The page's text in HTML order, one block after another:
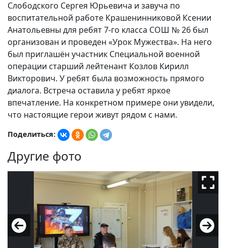
Слободского Сергея Юрьевича и завуча по
воспитательной работе Крашенинниковой Ксении
Анатольевны для ребят 7-го класса СОШ № 26 был
организован и проведен «Урок Мужества». На него
был приглашён участник Специальной военной
операции старший лейтенант Козлов Кирилл
Викторович. У ребят была возможность прямого
диалога. Встреча оставила у ребят яркое
впечатление. На конкретном примере они увидели,
что настоящие герои живут рядом с нами.
Поделиться:
Другие фото